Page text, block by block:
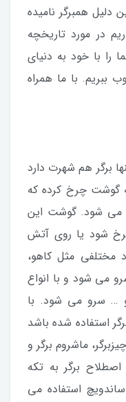
همبرگر نامیده
در مورد تاریخچه
را با خود به دنیای
ببریم. با ما همراه
برگر هم شهرت دارد
گوشت چرخ کرده که
می شود. گوشت این
شود یا روی آتش
مختلفی مثل کاهو،
می شود و با انواع
… سرو می شود. با
استفاده شده باشد
ماشروم برگر و
برگر به تکه
استفاده می